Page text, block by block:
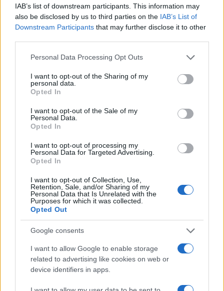
IAB’s list of downstream participants. This information may
also be disclosed by us to third parties on the IAB’s List of
Downstream Participants that may further disclose it to other
Please note that this website/app uses one or more Google
not limited to your visit or usage behaviour. You may click to
grant or deny consent to Google and its third-party tags to
use your data for below specified purposes in below Google
consent section.
Personal Data Processing Opt Outs
I want to opt-out of the Sharing of my
personal data.
Opted In
I want to opt-out of the Sale of my
Personal Data.
Opted In
I want to opt-out of processing my
Personal Data for Targeted Advertising.
Opted In
I want to opt-out of Collection, Use,
Retention, Sale, and/or Sharing of my
Personal Data that Is Unrelated with the
Purposes for which it was collected.
Opted Out
Google consents
I want to allow Google to enable storage
related to advertising like cookies on web or
device identifiers in apps.
Continua a leggere